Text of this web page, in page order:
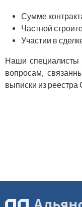
Сумме
Частной
Участии в
Наши специалисты
вопросам,
выписки из